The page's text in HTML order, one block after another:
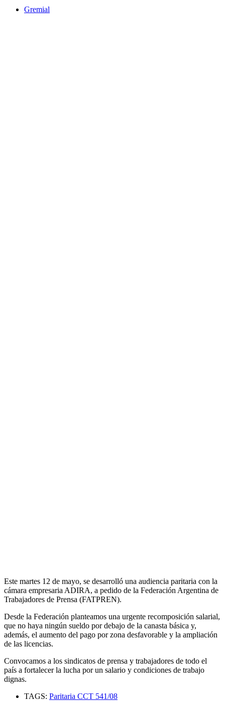
Gremial
Este martes 12 de mayo, se desarrolló una audiencia paritaria con la
cámara empresaria ADIRA, a pedido de la Federación Argentina de
Trabajadores de Prensa (FATPREN).
Desde la Federación planteamos una urgente recomposición salarial,
que no haya ningún sueldo por debajo de la canasta básica y,
además, el aumento del pago por zona desfavorable y la ampliación
de las licencias.
Convocamos a los sindicatos de prensa y trabajadores de todo el
país a fortalecer la lucha por un salario y condiciones de trabajo
dignas.
TAGS: Paritaria CCT 541/08